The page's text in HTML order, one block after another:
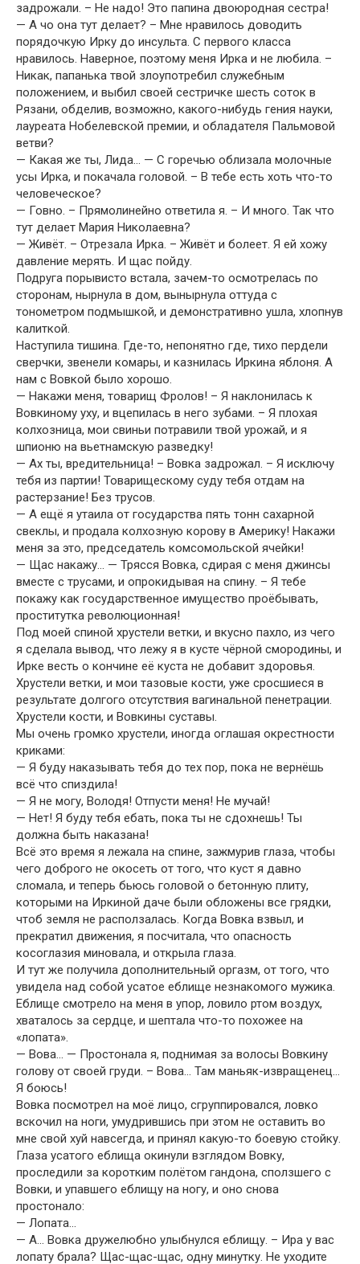
задрожали. – Не надо! Это папина двоюродная сестра!
— А чо она тут делает? – Мне нравилось доводить
порядочкую Ирку до инсульта. С первого класса
нравилось. Наверное, поэтому меня Ирка и не любила. –
Никак, папанька твой злоупотребил служебным
положением, и выбил своей сестричке шесть соток в
Рязани, обделив, возможно, какого-нибудь гения науки,
лауреата Нобелевской премии, и обладателя Пальмовой
ветви?
— Какая же ты, Лида… — С горечью облизала молочные
усы Ирка, и покачала головой. – В тебе есть хоть что-то
человеческое?
— Говно. – Прямолинейно ответила я. – И много. Так что
тут делает Мария Николаевна?
— Живёт. – Отрезала Ирка. – Живёт и болеет. Я ей хожу
давление мерять. И щас пойду.
Подруга порывисто встала, зачем-то осмотрелась по
сторонам, нырнула в дом, вынырнула оттуда с
тонометром подмышкой, и демонстративно ушла, хлопнув
калиткой.
Наступила тишина. Где-то, непонятно где, тихо пердели
сверчки, звенели комары, и казнилась Иркина яблоня. А
нам с Вовкой было хорошо.
— Накажи меня, товарищ Фролов! – Я наклонилась к
Вовкиному уху, и вцепилась в него зубами. – Я плохая
колхозница, мои свиньи потравили твой урожай, и я
шпионю на вьетнамскую разведку!
— Ах ты, вредительница! – Вовка задрожал. – Я исключу
тебя из партии! Товарищескому суду тебя отдам на
растерзание! Без трусов.
— А ещё я утаила от государства пять тонн сахарной
свеклы, и продала колхозную корову в Америку! Накажи
меня за это, председатель комсомольской ячейки!
— Щас накажу… — Трясся Вовка, сдирая с меня джинсы
вместе с трусами, и опрокидывая на спину. – Я тебе
покажу как государственное имущество проёбывать,
проститутка революционная!
Под моей спиной хрустели ветки, и вкусно пахло, из чего
я сделала вывод, что лежу я в кусте чёрной смородины, и
Ирке весть о кончине её куста не добавит здоровья.
Хрустели ветки, и мои тазовые кости, уже сросшиеся в
результате долгого отсутствия вагинальной пенетрации.
Хрустели кости, и Вовкины суставы.
Мы очень громко хрустели, иногда оглашая окрестности
криками:
— Я буду наказывать тебя до тех пор, пока не вернёшь
всё что спиздила!
— Я не могу, Володя! Отпусти меня! Не мучай!
— Нет! Я буду тебя ебать, пока ты не сдохнешь! Ты
должна быть наказана!
Всё это время я лежала на спине, зажмурив глаза, чтобы
чего доброго не окосеть от того, что куст я давно
сломала, и теперь бьюсь головой о бетонную плиту,
которыми на Иркиной даче были обложены все грядки,
чтоб земля не расползалась. Когда Вовка взвыл, и
прекратил движения, я посчитала, что опасность
косоглазия миновала, и открыла глаза.
И тут же получила дополнительный оргазм, от того, что
увидела над собой усатое еблище незнакомого мужика.
Еблище смотрело на меня в упор, ловило ртом воздух,
хваталось за сердце, и шептала что-то похожее на
«лопата».
— Вова… — Простонала я, поднимая за волосы Вовкину
голову от своей груди. – Вова… Там маньяк-извращенец…
Я боюсь!
Вовка посмотрел на моё лицо, сгруппировался, ловко
вскочил на ноги, умудрившись при этом не оставить во
мне свой хуй навсегда, и принял какую-то боевую стойку.
Глаза усатого еблища окинули взглядом Вовку,
проследили за коротким полётом гандона, сползшего с
Вовки, и упавшего еблищу на ногу, и оно снова
простонало:
— Лопата…
— А… Вовка дружелюбно улыбнулся еблищу. – Ира у вас
лопату брала? Щас-щас-щас, одну минутку. Не уходите